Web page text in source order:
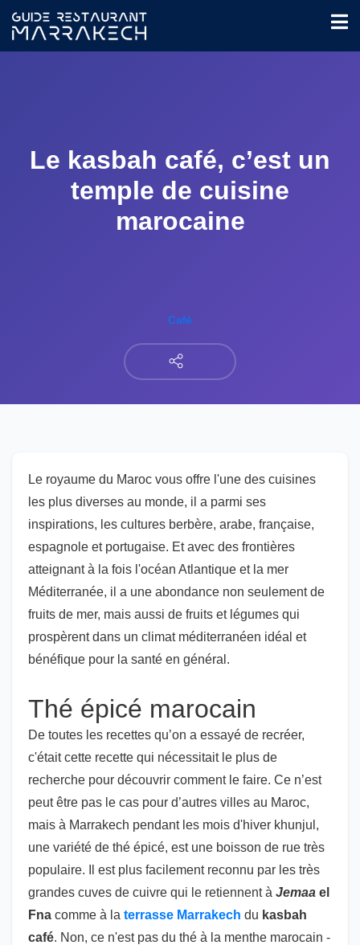
Le kasbah café, c’est un
temple de cuisine
marocaine
Café
Le royaume du Maroc vous offre l'une des cuisines
les plus diverses au monde, il a parmi ses
inspirations, les cultures berbère, arabe, française,
espagnole et portugaise. Et avec des frontières
atteignant à la fois l'océan Atlantique et la mer
Méditerranée, il a une abondance non seulement de
fruits de mer, mais aussi de fruits et légumes qui
prospèrent dans un climat méditerranéen idéal et
bénéfique pour la santé en général.
Thé épicé marocain
De toutes les recettes qu’on a essayé de recréer,
c'était cette recette qui nécessitait le plus de
recherche pour découvrir comment le faire. Ce n’est
peut être pas le cas pour d’autres villes au Maroc,
mais à Marrakech pendant les mois d'hiver khunjul,
une variété de thé épicé, est une boisson de rue très
populaire. Il est plus facilement reconnu par les très
grandes cuves de cuivre qui le retiennent à Jemaa el
Fna comme à la terrasse Marrakech du kasbah
café. Non, ce n'est pas du thé à la menthe marocain -